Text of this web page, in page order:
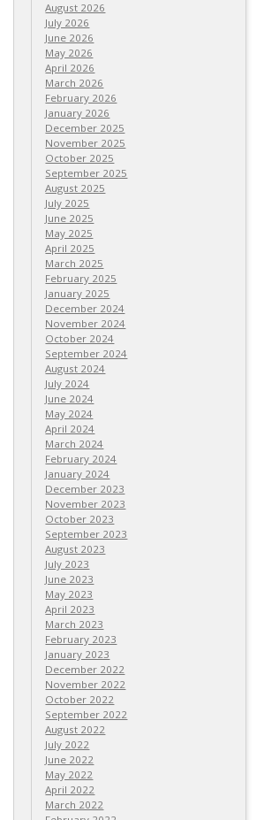
August 2026
July 2026
June 2026
May 2026
April 2026
March 2026
February 2026
January 2026
December 2025
November 2025
October 2025
September 2025
August 2025
July 2025
June 2025
May 2025
April 2025
March 2025
February 2025
January 2025
December 2024
November 2024
October 2024
September 2024
August 2024
July 2024
June 2024
May 2024
April 2024
March 2024
February 2024
January 2024
December 2023
November 2023
October 2023
September 2023
August 2023
July 2023
June 2023
May 2023
April 2023
March 2023
February 2023
January 2023
December 2022
November 2022
October 2022
September 2022
August 2022
July 2022
June 2022
May 2022
April 2022
March 2022